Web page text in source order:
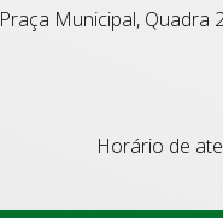
Praça Municipal, Quadra
Horário de